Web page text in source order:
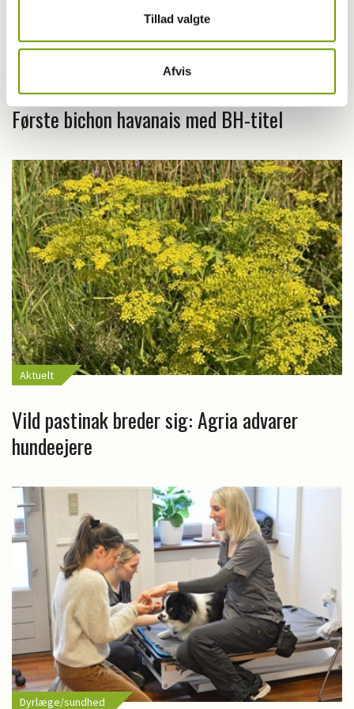
Tillad valgte
Afvis
Første bichon havanais med BH-titel
Aktuelt
Vild pastinak breder sig: Agria advarer
hundeejere
Dyrlæge/sundhed